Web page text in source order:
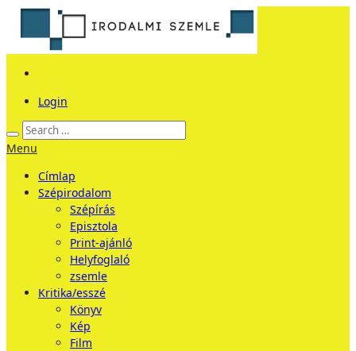
Login
Menu
Címlap
Szépirodalom
Szépírás
Episztola
Print-ajánló
Helyfoglaló
zsemle
Kritika/esszé
Könyv
Kép
Film